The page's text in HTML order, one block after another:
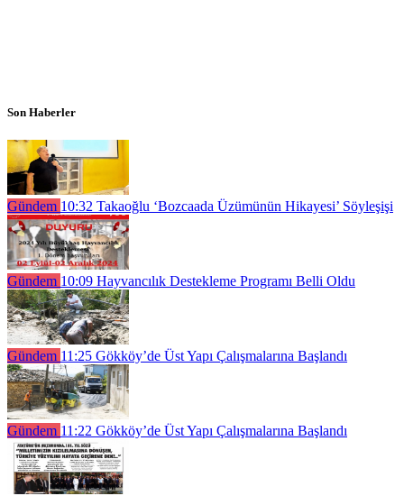
Son Haberler
Gündem 10:32 Takaoğlu ‘Bozcaada Üzümünün Hikayesi’ Söyleşişi
Gündem 10:09 Hayvancılık Destekleme Programı Belli Oldu
Gündem 11:25 Gökköy’de Üst Yapı Çalışmalarına Başlandı
Gündem 11:22 Gökköy’de Üst Yapı Çalışmalarına Başlandı